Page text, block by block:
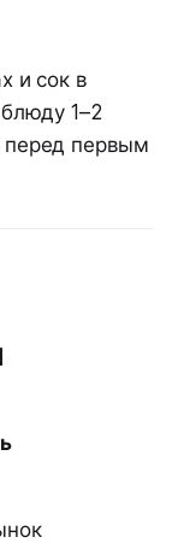
и сок в
1–2
перед первым